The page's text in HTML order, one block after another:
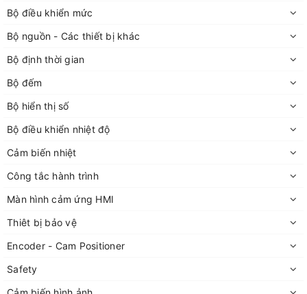
Bộ điều khiển mức
Bộ nguồn - Các thiết bị khác
Bộ định thời gian
Bộ đếm
Bộ hiển thị số
Bộ điều khiển nhiệt độ
Cảm biến nhiệt
Công tắc hành trình
Màn hình cảm ứng HMI
Thiêt bị bảo vệ
Encoder - Cam Positioner
Safety